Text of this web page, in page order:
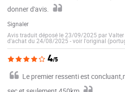
donner d'avis.
Signaler
Avis traduit déposé le 23/09/2025 par Valter
d'achat du 24/08/2025 -voir l'original
4/5
Le premier ressenti est